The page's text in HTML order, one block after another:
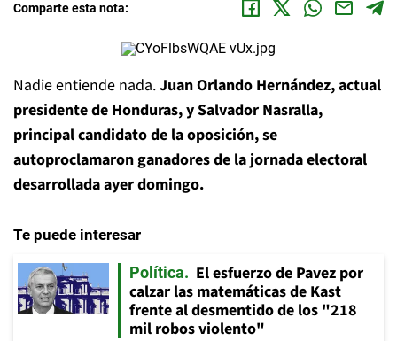
Comparte esta nota:
Nadie entiende nada.Juan Orlando Hernández, actual
presidente de Honduras, y Salvador Nasralla,
principal candidato de la oposición, se
autoproclamaron ganadores de la jornada electoral
desarrollada ayer domingo.
Te puede interesar
Política
El esfuerzo de Pavez por
calzar las matemáticas de Kast
frente al desmentido de los "218
mil robos violento"